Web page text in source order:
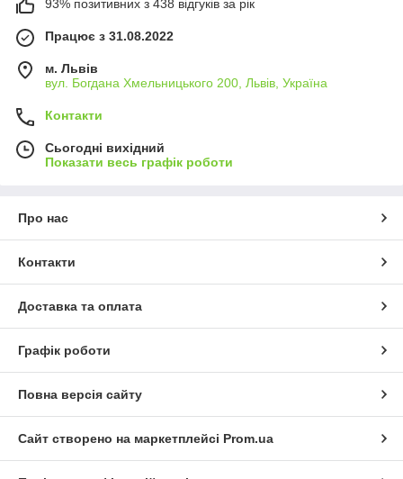
93% позитивних з 438 відгуків за рік
Працює з 31.08.2022
м. Львів
вул. Богдана Хмельницького 200, Львів, Україна
Контакти
Сьогодні вихідний
Показати весь графік роботи
Про нас
Контакти
Доставка та оплата
Графік роботи
Повна версія сайту
Сайт створено на маркетплейсі Prom.ua